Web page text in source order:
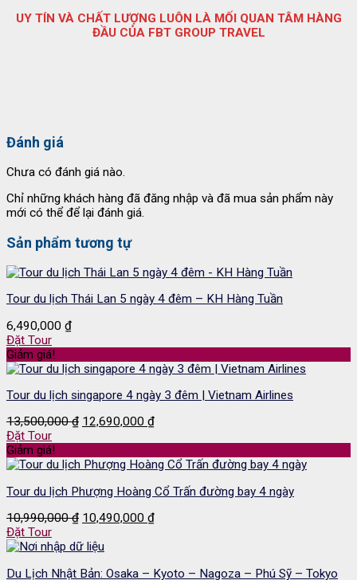
UY TÍN VÀ CHẤT LƯỢNG LUÔN LÀ MỐI QUAN TÂM HÀNG
ĐẦU CỦA FBT GROUP TRAVEL
Đánh giá
Chưa có đánh giá nào.
Chỉ những khách hàng đã đăng nhập và đã mua sản phẩm này
mới có thể để lại đánh giá.
Sản phẩm tương tự
Tour du lịch Thái Lan 5 ngày 4 đêm – KH Hàng Tuần
6,490,000 ₫
Đặt Tour
Giảm giá!
Tour du lịch singapore 4 ngày 3 đêm | Vietnam Airlines
13,500,000₫ Giá
13,500,000 ₫.
12,690,000 ₫Giá
là:
Đặt Tour
Giảm giá!
Tour du lịch Phượng Hoàng Cổ Trấn đường bay 4 ngày
10,990,000₫ Giá
là:
10,490,000 ₫Giá
10,490,000 ₫.
Đặt Tour
Du Lịch Nhật Bản: Osaka – Kyoto – Nagoza – Phú Sỹ – Tokyo